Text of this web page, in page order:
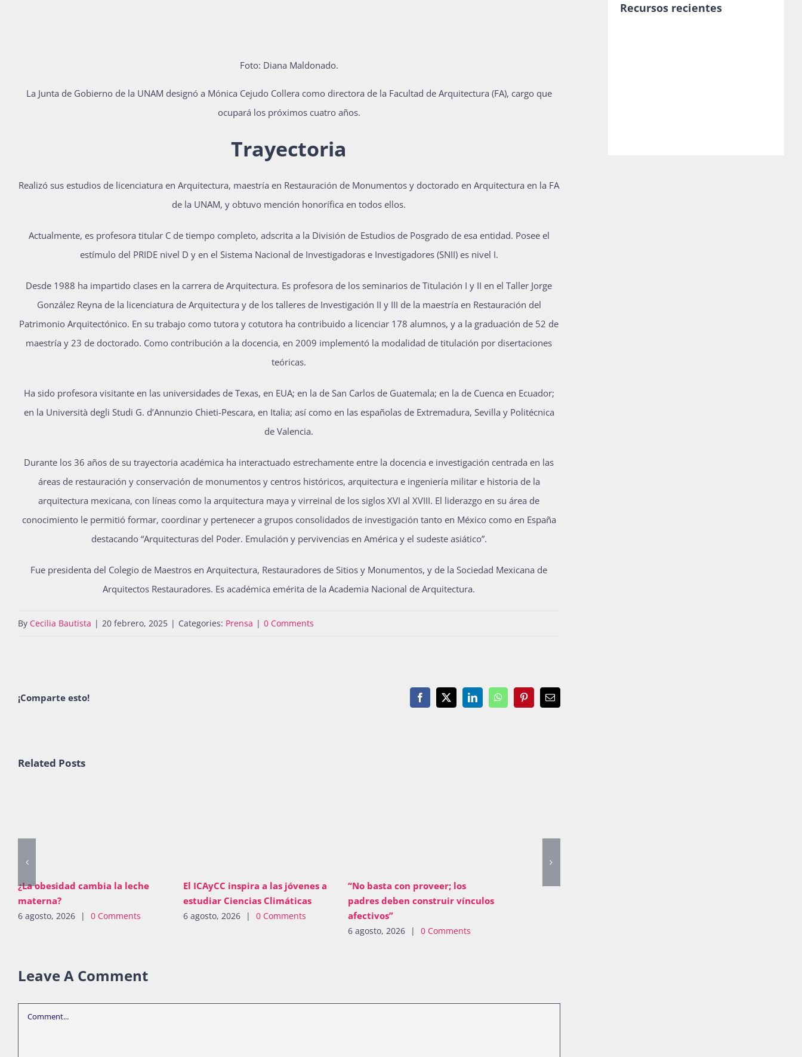
Foto: Diana Maldonado.
La Junta de Gobierno de la UNAM designó a Mónica Cejudo Collera como directora de la Facultad de Arquitectura (FA), cargo que
ocupará los próximos cuatro años.
Trayectoria
Realizó sus estudios de licenciatura en Arquitectura, maestría en Restauración de Monumentos y doctorado en Arquitectura en la FA
de la UNAM, y obtuvo mención honorífica en todos ellos.
Actualmente, es profesora titular C de tiempo completo, adscrita a la División de Estudios de Posgrado de esa entidad. Posee el
estímulo del PRIDE nivel D y en el Sistema Nacional de Investigadoras e Investigadores (SNII) es nivel I.
Desde 1988 ha impartido clases en la carrera de Arquitectura. Es profesora de los seminarios de Titulación I y II en el Taller Jorge
González Reyna de la licenciatura de Arquitectura y de los talleres de Investigación II y III de la maestría en Restauración del
Patrimonio Arquitectónico. En su trabajo como tutora y cotutora ha contribuido a licenciar 178 alumnos, y a la graduación de 52 de
maestría y 23 de doctorado. Como contribución a la docencia, en 2009 implementó la modalidad de titulación por disertaciones
teóricas.
Ha sido profesora visitante en las universidades de Texas, en EUA; en la de San Carlos de Guatemala; en la de Cuenca en Ecuador;
en la Università degli Studi G. d’Annunzio Chieti-Pescara, en Italia; así como en las españolas de Extremadura, Sevilla y Politécnica
de Valencia.
Durante los 36 años de su trayectoria académica ha interactuado estrechamente entre la docencia e investigación centrada en las
áreas de restauración y conservación de monumentos y centros históricos, arquitectura e ingeniería militar e historia de la
arquitectura mexicana, con líneas como la arquitectura maya y virreinal de los siglos XVI al XVIII. El liderazgo en su área de
conocimiento le permitió formar, coordinar y pertenecer a grupos consolidados de investigación tanto en México como en España
destacando “Arquitecturas del Poder. Emulación y pervivencias en América y el sudeste asiático”.
Fue presidenta del Colegio de Maestros en Arquitectura, Restauradores de Sitios y Monumentos, y de la Sociedad Mexicana de
Arquitectos Restauradores. Es académica emérita de la Academia Nacional de Arquitectura.
By Cecilia Bautista | 20 febrero, 2025 | Categories: Prensa | 0 Comments
¡Comparte esto! Facebook
X LinkedInWhatsAppPinterestEmail
Related Posts
¿La obesidad cambia la leche
materna?
6 agosto, 2026 | 0 Comments
El ICAyCC inspira a las jóvenes a
estudiar Ciencias Climáticas
6 agosto, 2026 | 0 Comments
“No basta con proveer; los
padres deben construir vínculos
afectivos”
6 agosto, 2026 | 0 Comments
Leave A Comment
Comment
Recursos recientes